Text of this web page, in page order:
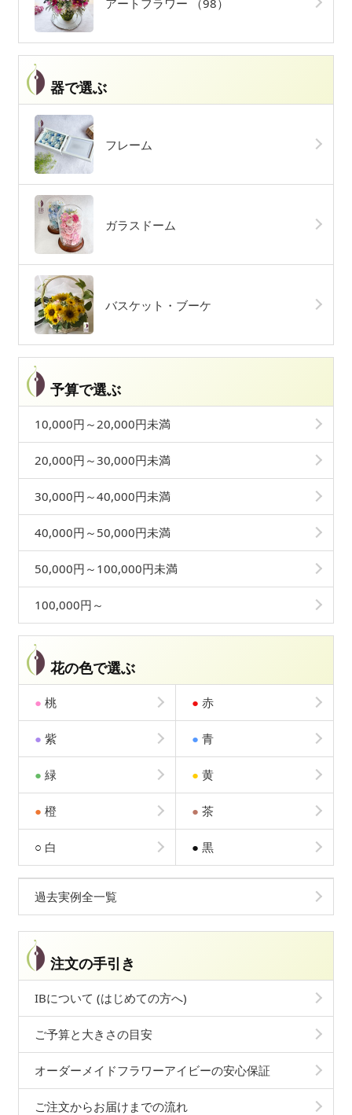
器で選ぶ
フレーム
ガラスドーム
バスケット・ブーケ
予算で選ぶ
10,000円～20,000円未満
20,000円～30,000円未満
30,000円～40,000円未満
40,000円～50,000円未満
50,000円～100,000円未満
100,000円～
花の色で選ぶ
● 桃 ● 赤
● 紫 ● 青
● 緑 ● 黄
● 橙 ● 茶
○ 白 ● 黒
過去実例全一覧
注文の手引き
IBについて (はじめての方へ)
ご予算と大きさの目安
オーダーメイドフラワーアイビーの安心保証
ご注文からお届けまでの流れ